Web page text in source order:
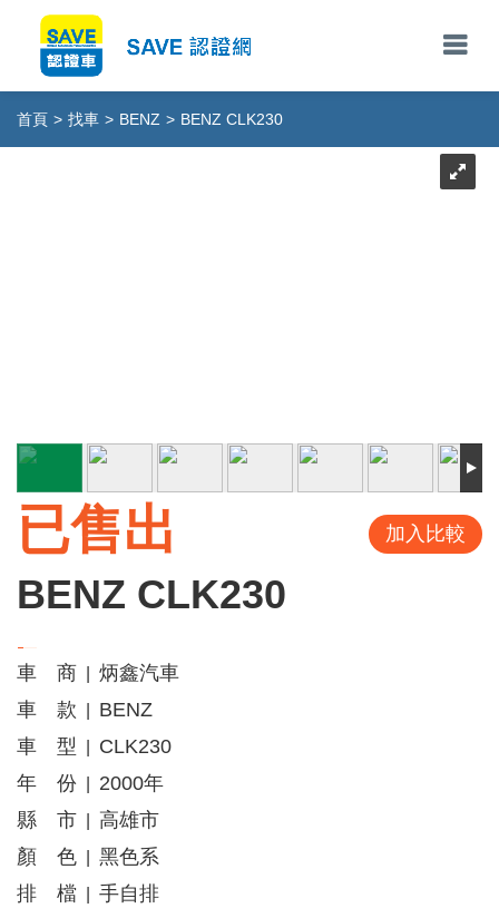
首頁 > 找車 > BENZ > BENZ CLK230
已售出 加入比較
BENZ CLK230
車 商
炳鑫汽車
車 款
BENZ
車 型
CLK230
年 份
2000年
縣 市
高雄市
顏 色
黑色系
排 檔
手自排